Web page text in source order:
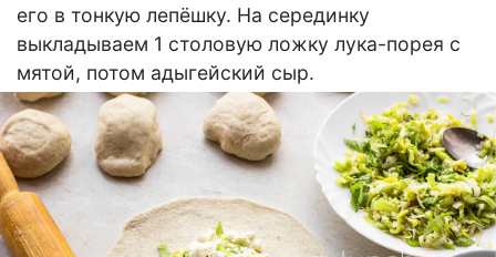
его в тонкую лепёшку. На серединку
выкладываем 1 столовую ложку лука-порея с
мятой, потом адыгейский сыр.